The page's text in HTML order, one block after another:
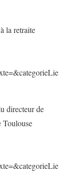
la retraite
directeur de
Toulouse